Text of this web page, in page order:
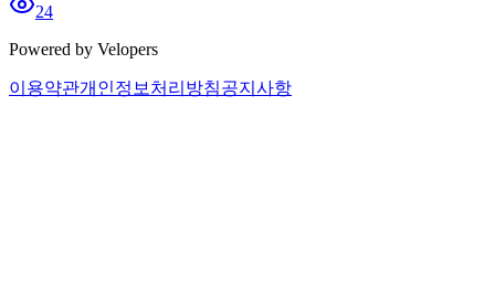
24
Powered by Velopers
이용약관개인정보처리방침공지사항